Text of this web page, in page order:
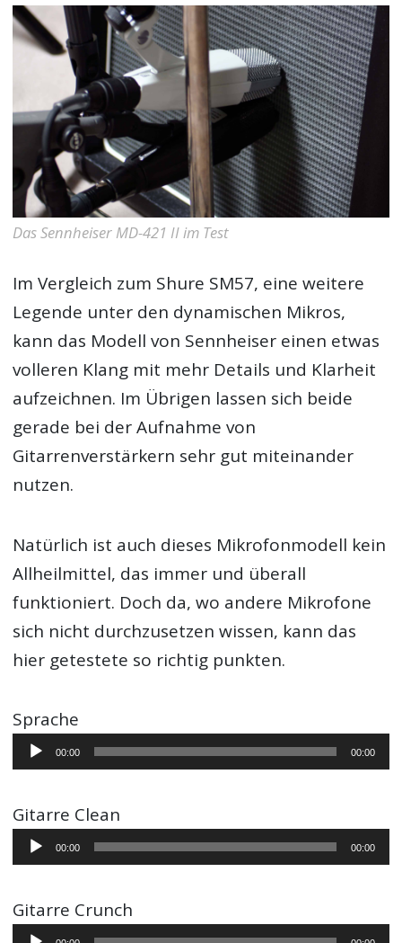
Das Sennheiser MD-421 II im Test
Im Vergleich zum Shure SM57, eine weitere
Legende unter den dynamischen Mikros,
kann das Modell von Sennheiser einen etwas
volleren Klang mit mehr Details und Klarheit
aufzeichnen. Im Übrigen lassen sich beide
gerade bei der Aufnahme von
Gitarrenverstärkern sehr gut miteinander
nutzen.
Natürlich ist auch dieses Mikrofonmodell kein
Allheilmittel, das immer und überall
funktioniert. Doch da, wo andere Mikrofone
sich nicht durchzusetzen wissen, kann das
hier getestete so richtig punkten.
Sprache
Audio-
Player
00:00 00:00
Gitarre Clean
Audio-
Player
00:00 00:00
Gitarre Crunch
Audio-